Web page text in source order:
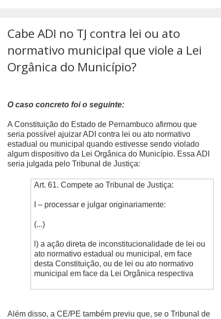
Cabe ADI no TJ contra lei ou ato
normativo municipal que viole a Lei
Orgânica do Município?
O caso concreto foi o seguinte:
A Constituição do Estado de Pernambuco afirmou que
seria possível ajuizar ADI contra lei ou ato normativo
estadual ou municipal quando estivesse sendo violado
algum dispositivo da Lei Orgânica do Município. Essa ADI
seria julgada pelo Tribunal de Justiça:
Art. 61. Compete ao Tribunal de Justiça:
I – processar e julgar originariamente:
(...)
l) a ação direta de inconstitucionalidade de lei ou
ato normativo estadual ou municipal, em face
desta Constituição, ou de lei ou ato normativo
municipal em face da Lei Orgânica respectiva
Além disso, a CE/PE também previu que, se o Tribunal de